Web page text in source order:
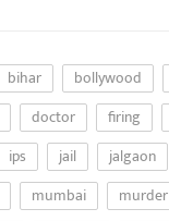
bihar bollywood
doctor firing
ips jail jalgaon
mumbai murder